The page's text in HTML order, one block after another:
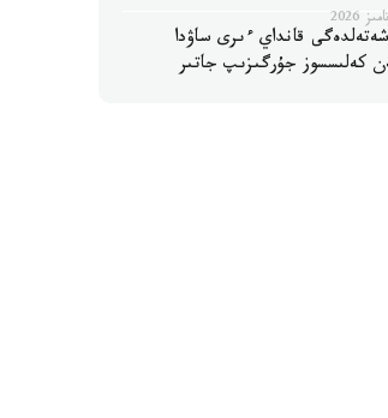
شەتەلدەگى قانداي ءىرى ساۋدا
كەلىسسوز جۇرگىزىپ جاتىر